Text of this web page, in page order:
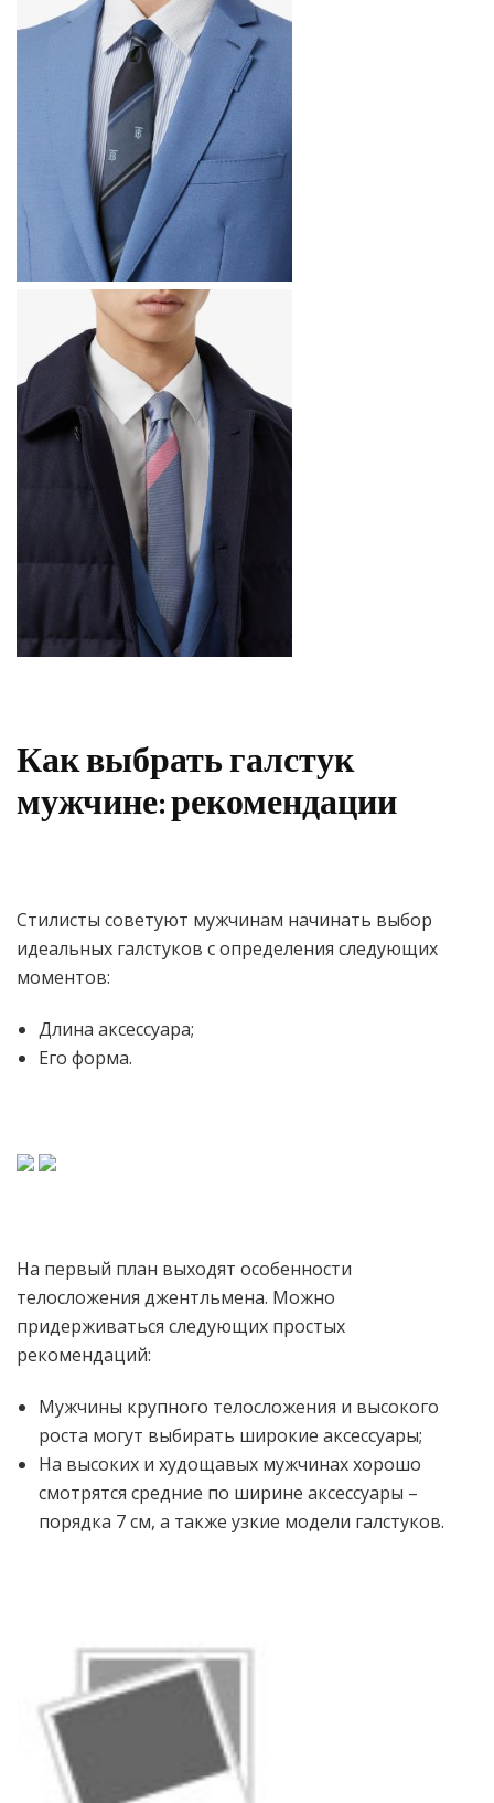
Как выбрать галстук
мужчине: рекомендации
Стилисты советуют мужчинам начинать выбор
идеальных галстуков с определения следующих
моментов:
Длина аксессуара;
Его форма.
На первый план выходят особенности
телосложения джентльмена. Можно
придерживаться следующих простых
рекомендаций:
Мужчины крупного телосложения и высокого
роста могут выбирать широкие аксессуары;
На высоких и худощавых мужчинах хорошо
смотрятся средние по ширине аксессуары –
порядка 7 см, а также узкие модели галстуков.